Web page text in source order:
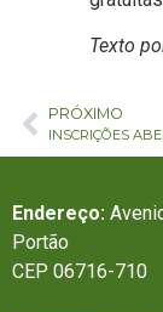
Texto
PRÓXIMO
Endereço:
Portão
CEP 06716-710